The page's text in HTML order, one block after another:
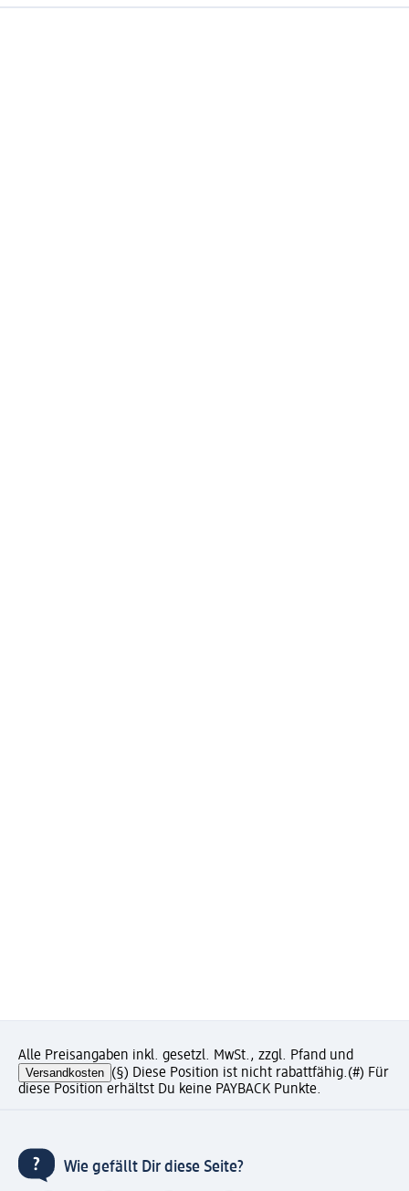
Alle Preisangaben inkl. gesetzl. MwSt., zzgl. Pfand und
Versandkosten (§) Diese Position ist nicht rabattfähig.(#) Für
diese Position erhältst Du keine PAYBACK Punkte.
Wie gefällt Dir diese Seite?